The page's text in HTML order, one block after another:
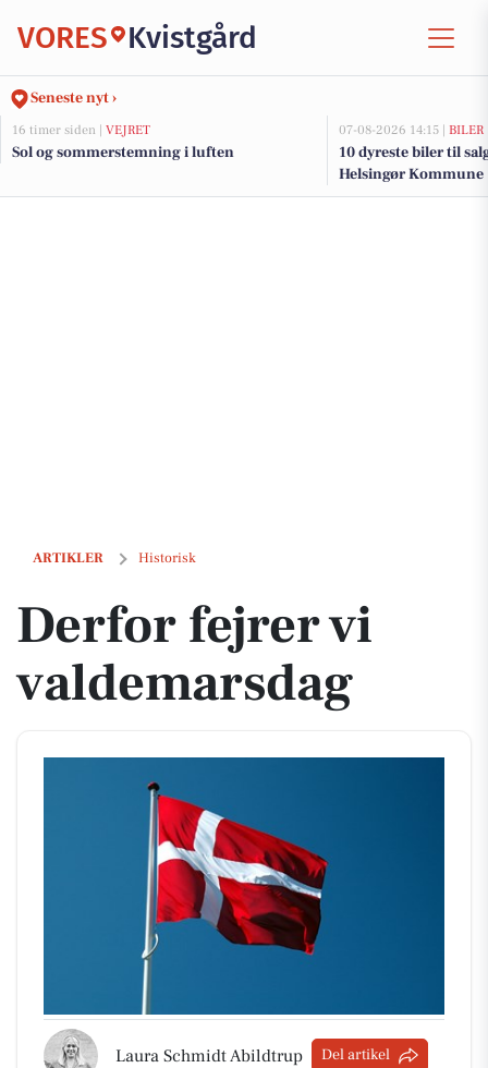
VORES Kvistgård
Seneste nyt ›
16 timer siden | VEJRET
Sol og sommerstemning i luften
07-08-2026 14:15 | BILER
10 dyreste biler til
Helsingør Kommune
ARTIKLER Historisk
Derfor fejrer vi valdemarsdag
Derfor fejrer vi
valdemarsdag
Laura Schmidt Abildtrup Del artikel